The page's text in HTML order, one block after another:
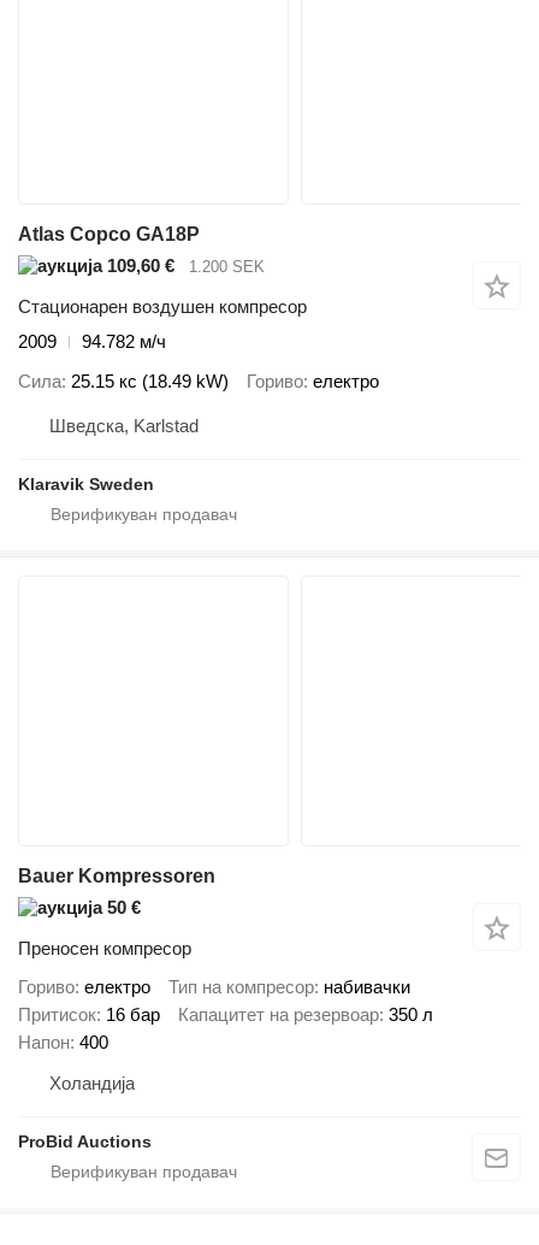
Atlas Copco GA18P
109,60 €
1.200 SEK
Стационарен воздушен компресор
2009
94.782 м/ч
Сила 25.15 кс (18.49 kW) Гориво електро
Шведска, Karlstad
Klaravik Sweden
Bauer Kompressoren
50 €
Преносен компресор
Гориво електро Тип на компресор набивачки
Притисок 16 бар Капацитет на резервоар 350 л
Напон 400
Холандија
ProBid Auctions